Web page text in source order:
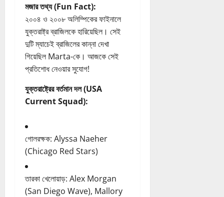
মজার তথ্য (Fun Fact):
২০০৪ ও ২০০৮ অলিম্পিকের ফাইনালে
যুক্তরাষ্ট্র ব্রাজিলকে হারিয়েছিল। সেই
দুটি ম্যাচেই ব্রাজিলের কান্না দেখা
গিয়েছিল Marta-কে। আজকে সেই
প্রতিশোধ নেওয়ার সুযোগ!
যুক্তরাষ্ট্রের বর্তমান দল (USA
Current Squad):
গোলরক্ষক: Alyssa Naeher
(Chicago Red Stars)
তারকা খেলোয়াড়: Alex Morgan
(San Diego Wave), Mallory